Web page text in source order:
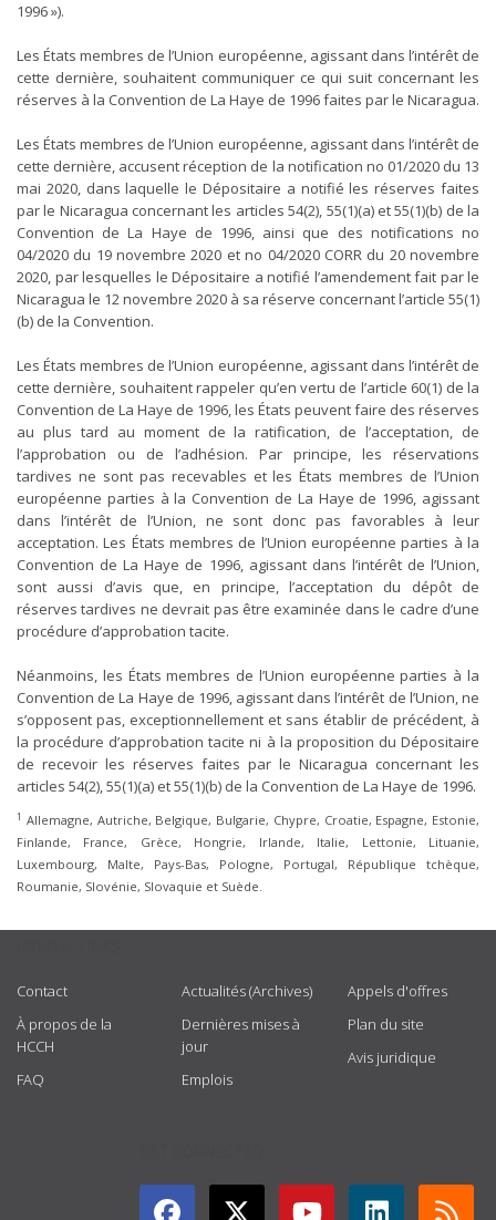
1996 »).
Les États membres de l’Union européenne, agissant dans l’intérêt de
cette dernière, souhaitent communiquer ce qui suit concernant les
réserves à la Convention de La Haye de 1996 faites par le Nicaragua.
Les États membres de l’Union européenne, agissant dans l’intérêt de
cette dernière, accusent réception de la notification no 01/2020 du 13
mai 2020, dans laquelle le Dépositaire a notifié les réserves faites
par le Nicaragua concernant les articles 54(2), 55(1)(a) et 55(1)(b) de la
Convention de La Haye de 1996, ainsi que des notifications no
04/2020 du 19 novembre 2020 et no 04/2020 CORR du 20 novembre
2020, par lesquelles le Dépositaire a notifié l’amendement fait par le
Nicaragua le 12 novembre 2020 à sa réserve concernant l’article 55(1)
(b) de la Convention.
Les États membres de l’Union européenne, agissant dans l’intérêt de
cette dernière, souhaitent rappeler qu’en vertu de l’article 60(1) de la
Convention de La Haye de 1996, les États peuvent faire des réserves
au plus tard au moment de la ratification, de l’acceptation, de
l’approbation ou de l’adhésion. Par principe, les réservations
tardives ne sont pas recevables et les États membres de l’Union
européenne parties à la Convention de La Haye de 1996, agissant
dans l’intérêt de l’Union, ne sont donc pas favorables à leur
acceptation. Les États membres de l’Union européenne parties à la
Convention de La Haye de 1996, agissant dans l’intérêt de l’Union,
sont aussi d’avis que, en principe, l’acceptation du dépôt de
réserves tardives ne devrait pas être examinée dans le cadre d’une
procédure d’approbation tacite.
Néanmoins, les États membres de l’Union européenne parties à la
Convention de La Haye de 1996, agissant dans l’intérêt de l’Union, ne
s’opposent pas, exceptionnellement et sans établir de précédent, à
la procédure d’approbation tacite ni à la proposition du Dépositaire
de recevoir les réserves faites par le Nicaragua concernant les
articles 54(2), 55(1)(a) et 55(1)(b) de la Convention de La Haye de 1996.
1 Allemagne, Autriche, Belgique, Bulgarie, Chypre, Croatie, Espagne, Estonie,
Finlande, France, Grèce, Hongrie, Irlande, Italie, Lettonie, Lituanie,
Luxembourg, Malte, Pays-Bas, Pologne, Portugal, République tchèque,
Roumanie, Slovénie, Slovaquie et Suède.
Contact
À propos de la
HCCH
FAQ
Actualités (Archives)
Dernières mises à
jour
Emplois
Appels d'offres
Plan du site
Avis juridique